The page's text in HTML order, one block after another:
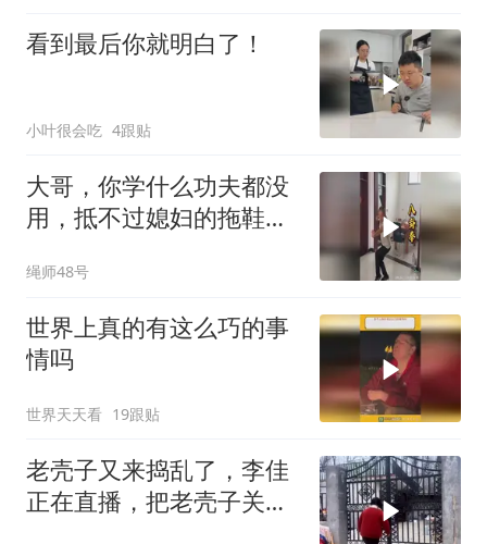
看到最后你就明白了！
小叶很会吃 4跟贴
大哥，你学什么功夫都没
用，抵不过媳妇的拖鞋好
绳师48号
世界上真的有这么巧的事
情吗
世界天天看 19跟贴
老壳子又来捣乱了，李佳
正在直播，把老壳子关在